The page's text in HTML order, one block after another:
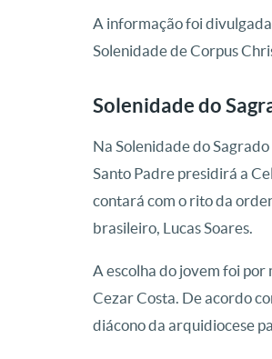
A informação foi
Solenidade de Corpus
Solenidade do
Na Solenidade do
Santo Padre presidirá a
contará com o rito da
brasileiro, Lucas Soares.
A escolha do jovem foi
Cezar Costa. De acordo
diácono da arquidiocese